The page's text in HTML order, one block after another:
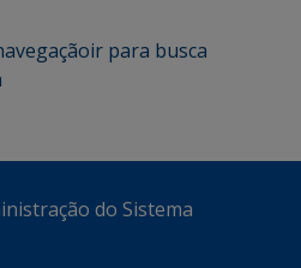
ir para busca
do Sistema